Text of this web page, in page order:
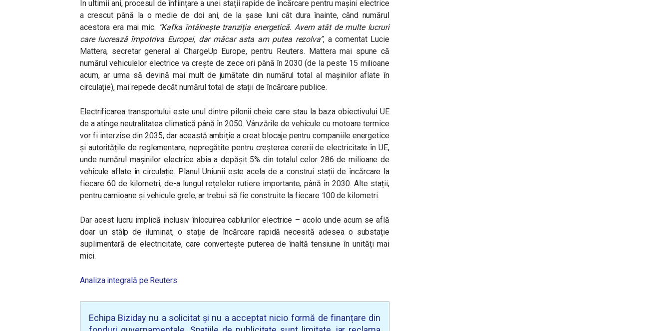
În ultimii ani, procesul de înființare a unei stații rapide de încărcare pentru mașini electrice
a crescut până la o medie de doi ani, de la șase luni cât dura înainte, când numărul
acestora era mai mic. “Kafka întâlnește tranziția energetică. Avem atât de multe lucruri
care lucrează împotriva Europei, dar măcar asta am putea rezolva”, a comentat Lucie
Mattera, secretar general al ChargeUp Europe, pentru Reuters. Mattera mai spune că
numărul vehiculelor electrice va crește de zece ori până în 2030 (de la peste 15 milioane
acum, ar urma să devină mai mult de jumătate din numărul total al mașinilor aflate în
circulație), mai repede decât numărul total de stații de încărcare publice.
Electrificarea transportului este unul dintre pilonii cheie care stau la baza obiectivului UE
de a atinge neutralitatea climatică până în 2050. Vânzările de vehicule cu motoare termice
vor fi interzise din 2035, dar această ambiție a creat blocaje pentru companiile energetice
și autoritățile de reglementare, nepregătite pentru creșterea cererii de electricitate în UE,
unde numărul mașinilor electrice abia a depășit 5% din totalul celor 286 de milioane de
vehicule aflate în circulație. Planul Uniunii este acela de a construi stații de încărcare la
fiecare 60 de kilometri, de-a lungul rețelelor rutiere importante, până în 2030. Alte stații,
pentru camioane și vehicule grele, ar trebui să fie construite la fiecare 100 de kilometri.
Dar acest lucru implică inclusiv înlocuirea cablurilor electrice – acolo unde acum se află
doar un stâlp de iluminat, o stație de încărcare rapidă necesită adesea o substație
suplimentară de electricitate, care convertește puterea de înaltă tensiune în unități mai
mici.
Analiza integrală pe Reuters
Echipa Biziday nu a solicitat și nu a acceptat nicio formă de finanțare din